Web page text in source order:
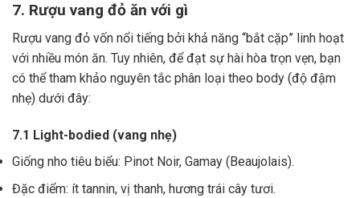
7. Rượu vang đỏ ăn với gì
Rượu vang đỏ vốn nổi tiếng bởi khả năng “bắt cặp” linh hoạt
với nhiều món ăn. Tuy nhiên, để đạt sự hài hòa trọn vẹn, bạn
có thể tham khảo nguyên tắc phân loại theo body (độ đậm
nhẹ) dưới đây:
7.1 Light-bodied (vang nhẹ)
Giống nho tiêu biểu: Pinot Noir, Gamay (Beaujolais).
Đặc điểm: ít tannin, vị thanh, hương trái cây tươi.